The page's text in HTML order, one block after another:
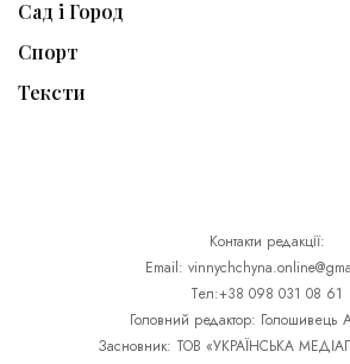
Сад і Город
Спорт
Тексти
Контакти редакції:
Email:
Тел:+38 098 031 08 61
Головний редактор: Голошивець
Засновник: ТОВ «УКРАЇНСЬКА